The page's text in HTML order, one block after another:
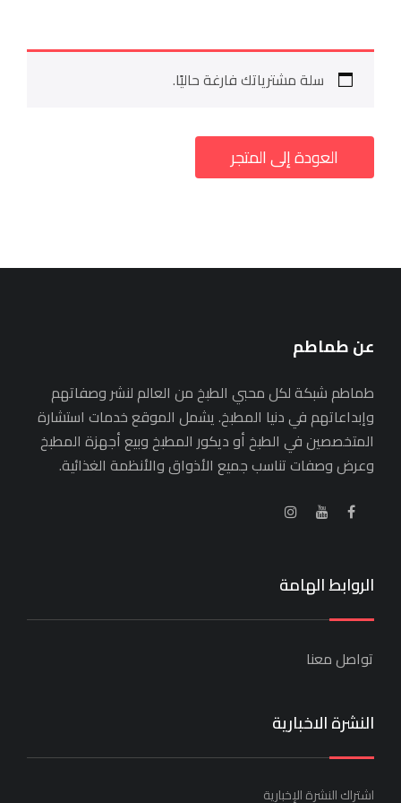
سلة مشترياتك فارغة حاليًا.
العودة إلى المتجر
عن طماطم
طماطم شبكة لكل محبي الطبخ من العالم لنشر وصفاتهم
وإبداعاتهم في دنيا المطبخ. يشمل الموقع خدمات استشارة
المتخصصين في الطبخ أو ديكور المطبخ وبيع أجهزة المطبخ
وعرض وصفات تناسب جميع الأذواق والأنظمة الغذائية.
الروابط الهامة
تواصل معنا
النشرة الاخبارية
اشتراك النشرة الإخبارية